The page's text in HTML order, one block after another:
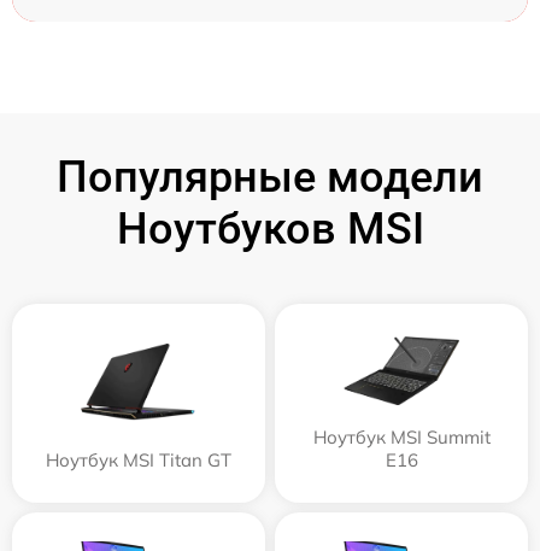
Популярные модели
Ноутбуков MSI
Ноутбук MSI Titan GT
Ноутбук MSI Summit
E16